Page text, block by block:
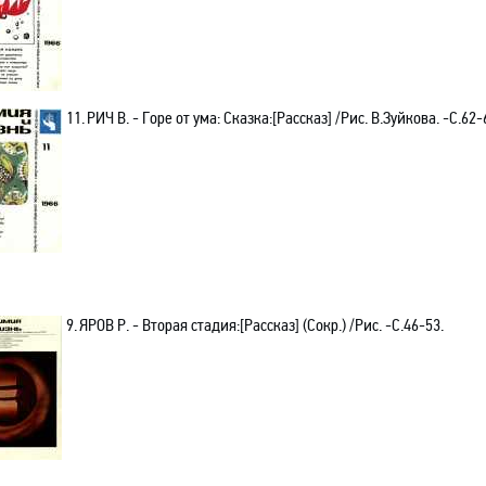
11.РИЧ В. - Горе от ума: Сказка:[Рассказ] /Рис. В.Зуйкова. -С.62-
9.ЯРОВ Р. - Вторая стадия:[Рассказ] (Сокр.) /Рис. -С.46-53.